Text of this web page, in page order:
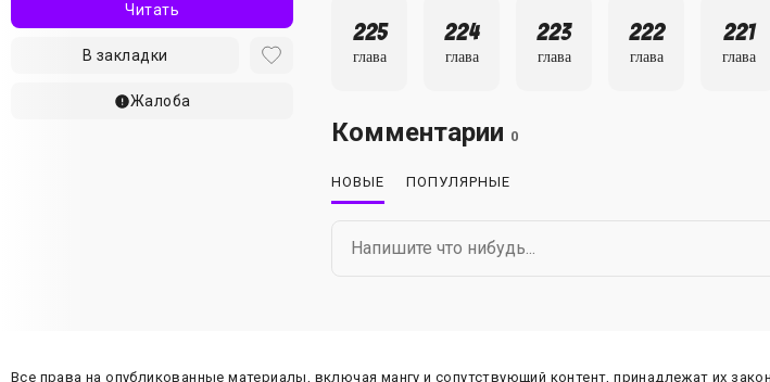
Читать
В закладки
Жалоба
225
глава
224
глава
223
глава
222
глава
221
глава
Комментарии 0
НОВЫЕ ПОПУЛЯРНЫЕ
Все права на опубликованные материалы, включая мангу и сопутствующий контент, принадлежат их